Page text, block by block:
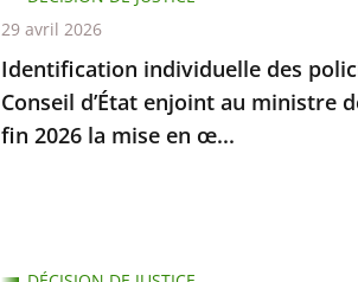
Identification individuelle des
Conseil d’État enjoint au ministre
fin 2026 la mise en œ...
29 avril 2026